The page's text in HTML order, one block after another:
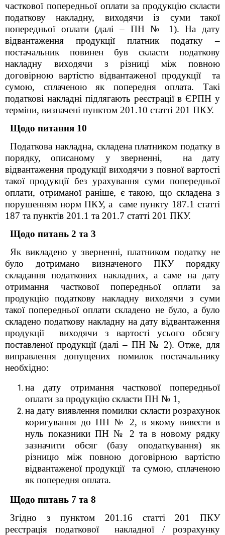
часткової попередньої оплати за продукцію скласти
податкову накладну, виходячи із суми такої
попередньої оплати (далі – ПН № 1). На дату
відвантаження продукції платник податку –
постачальник повинен був скласти податкову
накладну виходячи з різниці між повною
договірною вартістю відвантаженої продукції та
сумою, сплаченою як попередня оплата. Такі
податкові накладні підлягають реєстрації в ЄРПН у
терміни, визначені пунктом 201.10 статті 201 ПКУ.
Щодо питання 10
Податкова накладна, складена платником податку в
порядку, описаному у зверненні, на дату
відвантаження продукції виходячи з повної вартості
такої продукції без урахування суми попередньої
оплати, отриманої раніше, є такою, що складена з
порушенням норм ПКУ, а саме пункту 187.1 статті
187 та пунктів 201.1 та 201.7 статті 201 ПКУ.
Щодо питань 2 та 3
Як викладено у зверненні, платником податку не
було дотримано визначеного ПКУ порядку
складання податкових накладних, а саме на дату
отримання часткової попередньої оплати за
продукцію податкову накладну виходячи з суми
такої попередньої оплати складено не було, а було
складено податкову накладну на дату відвантаження
продукції виходячи з вартості усього обсягу
поставленої продукції (далі – ПН № 2). Отже, для
виправлення допущених помилок постачальнику
необхідно:
на дату отримання часткової попередньої
оплати за продукцію скласти ПН № 1,
на дату виявлення помилки скласти розрахунок
коригування до ПН № 2, в якому вивести в
нуль показники ПН № 2 та в новому рядку
зазначити обсяг (базу оподаткування) як
різницю між повною договірною вартістю
відвантаженої продукції та сумою, сплаченою
як попередня оплата.
Щодо питань 7 та 8
Згідно з пунктом 201.16 статті 201 ПКУ
реєстрація податкової накладної / розрахунку